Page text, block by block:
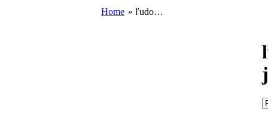
Home » ľudovít janota